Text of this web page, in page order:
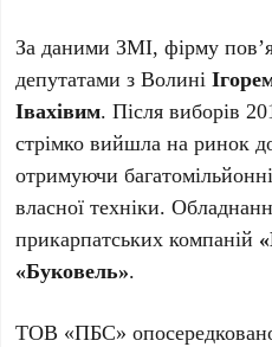
За даними ЗМІ, фірму
депутатами з Волині
Івахівим. Після виборів
стрімко вийшла на ринок
отримуючи
власної техніки.
прикарпатських компаній
«Буковель».
ТОВ «ПБС»